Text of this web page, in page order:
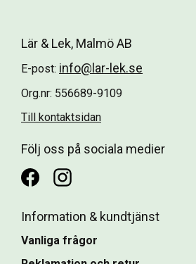
Lär & Lek, Malmö AB
E-post: info@lar-lek.se
Org.nr: 556689-9109
Till kontaktsidan
Följ oss på sociala medier
Information & kundtjänst
Vanliga frågor